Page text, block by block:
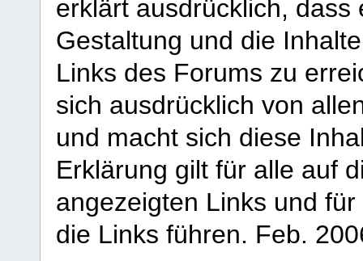
erklärt ausdrücklich,
Gestaltung und die
Links des Forums zu
sich ausdrücklich von
und macht sich diese
Erklärung gilt für alle auf
angezeigten Links und
die Links führen. Feb.